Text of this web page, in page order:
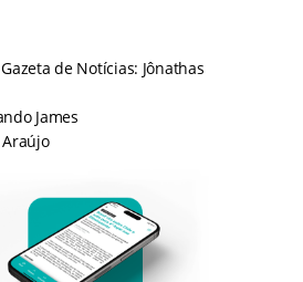
de Notícias: Jônathas
James